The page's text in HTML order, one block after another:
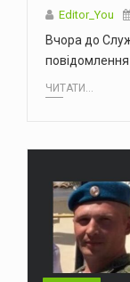
Editor_You
Вчора до
ЧИТАТИ...